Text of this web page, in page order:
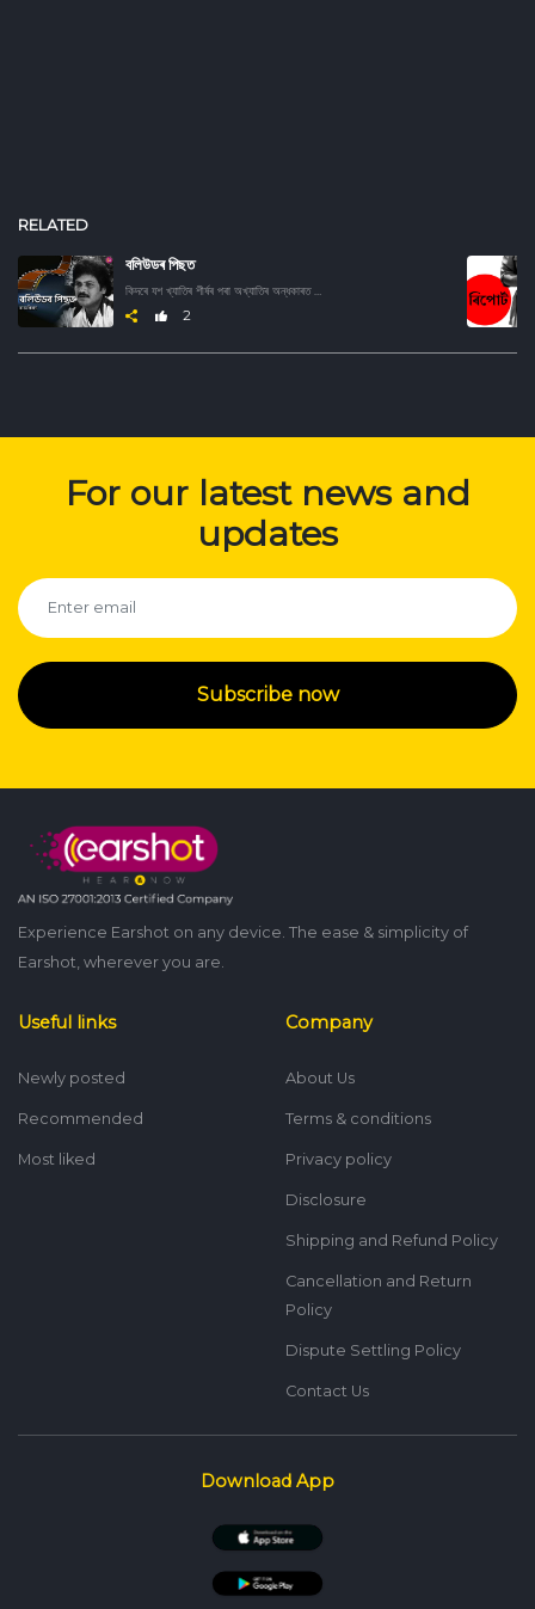
RELATED
বলিউডৰ পিছত
2
For our latest news and
updates
Subscribe now
Experience Earshot on any device. The ease & simplicity of
Earshot, wherever you are.
Useful links
Newly posted
Recommended
Most liked
Company
About Us
Terms & conditions
Privacy policy
Disclosure
Shipping and Refund Policy
Cancellation and Return
Policy
Dispute Settling Policy
Contact Us
Download App